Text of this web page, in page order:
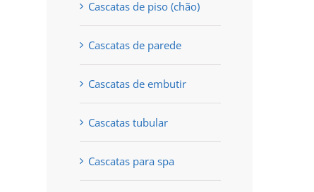
Cascatas de piso (chão)
Cascatas de parede
Cascatas de embutir
Cascatas tubular
Cascatas para spa